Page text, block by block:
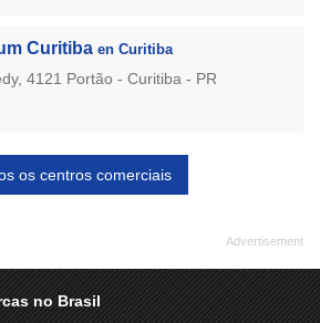
Curitiba en Curitiba
4121 Portão - Curitiba - PR
os centros comerciais
no Brasil